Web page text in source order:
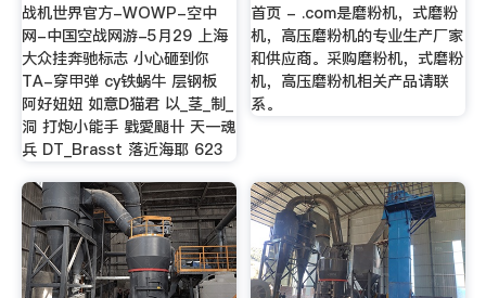
战机世界官方-WOWP-空中
网-中国空战网游-5月29 上海
大众挂奔驰标志 小心砸到你
TA-穿甲弹 cy铁蜗牛 层钢板
阿好妞妞 如意D猫君 以_茎_制_
洞 打炮小能手 戥愛颵卄 天一魂
兵 DT_Brasst 落近海耶 623
首页 - .com是磨粉机，式磨粉
机，高压磨粉机的专业生产厂家
和供应商。采购磨粉机，式磨粉
机，高压磨粉机相关产品请联
系。